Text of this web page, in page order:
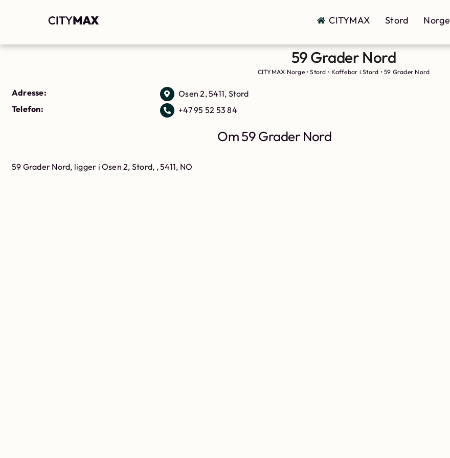
CITYMAX Stord Norge
59 Grader Nord
CITYMAX Norge•Stord • Kaffebar i Stord • 59 Grader Nord
Adresse:
Osen 2, 5411, Stord
Telefon:
+47 95 52 53 84
Om 59 Grader Nord
59 Grader Nord, ligger i Osen 2, Stord, , 5411, NO